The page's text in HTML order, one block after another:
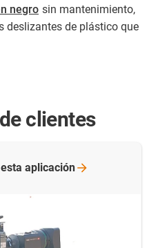
negro sin mantenimiento,
deslizantes de plástico que
clientes
aplicación